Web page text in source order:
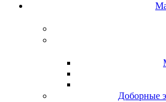
Доборные